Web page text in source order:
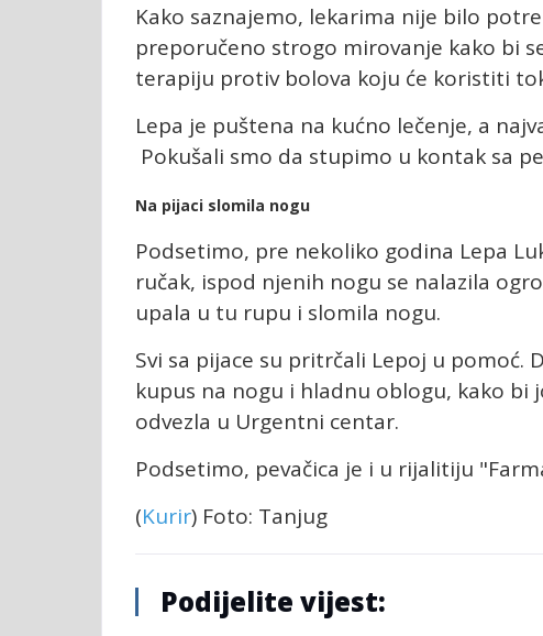
Kako saznajemo, lekarima nije bilo
preporučeno strogo mirovanje kako bi
terapiju protiv bolova koju će koristiti
Lepa je puštena na kućno lečenje, a
Pokušali smo da stupimo u kontak sa
Na pijaci slomila nogu
Podsetimo, pre nekoliko godina Lepa
ručak, ispod njenih nogu se nalazila
upala u tu rupu i slomila nogu.
Svi sa pijace su pritrčali Lepoj u
kupus na nogu i hladnu oblogu, kako
odvezla u Urgentni centar.
Podsetimo, pevačica je i u rijalitiju
(Kurir) Foto: Tanjug
Podijelite vijest: